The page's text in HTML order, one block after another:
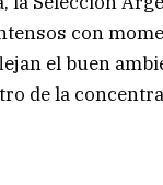
con
el buen
de la